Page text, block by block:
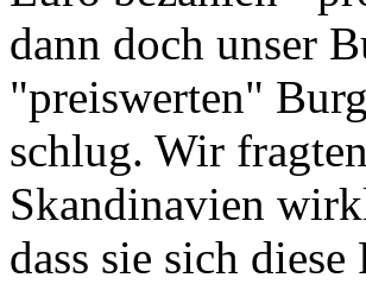
dann doch unser
"preiswerten"
schlug. Wir
Skandinavien
dass sie sich